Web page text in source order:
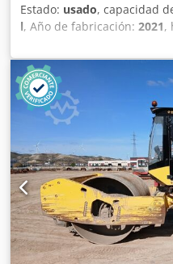
Estado: usado, capacidad
l, Año de fabricación: 2021,
, Peso en vacío: 2.700 kg
x 257 cm Ubicación:
BOMAG BW120AD5 es
ligera en obras urbanas o
Buena maniobrabilidad,
funcionamiento correcto.
preparado para trabajar
optimizar tu inversión con
Tipología: Ligera Anchura
de tambor: 700 mm
Crsdpfx Apoy Iz A Aodjf